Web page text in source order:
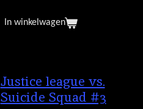
In winkelwagen
Justice league vs.
Suicide Squad #3